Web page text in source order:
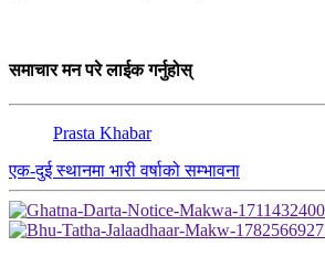
समाचार मन परे लाईक गर्नुहोस्
Prasta Khabar
एक-दुई स्थानमा भारी वर्षाको सम्भावना